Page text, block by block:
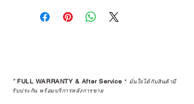
คุณตัดสินใจซื้อ แต่รวมไปถึง
“ประสบการณ์หลังการใช้งาน” ใน
STUDIO และร้านตัวแทนจำหน่ายที่
ได้รับการแต่งตั้งอย่างเป็นทางการ จะ
*FULL WARRANTY & After Service * มั่นใจได้กับสินค้ามี
รับประกัน พร้อมบริการหลังการขาย